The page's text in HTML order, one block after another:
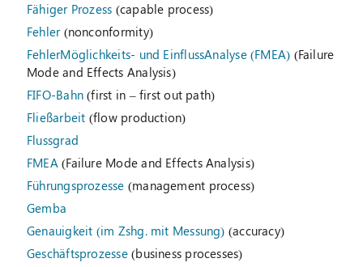
Fähiger Prozess (capable process)
Fehler(nonconformity)
FehlerMöglichkeits- und EinflussAnalyse (FMEA) (Failure
Mode and Effects Analysis)
FIFO-Bahn (first in – first out path)
Fließarbeit (flow production)
Flussgrad
FMEA(Failure Mode and Effects Analysis)
Führungsprozesse (management process)
Gemba
Genauigkeit (im Zshg. mit Messung) (accuracy)
Geschäftsprozesse(business processes)